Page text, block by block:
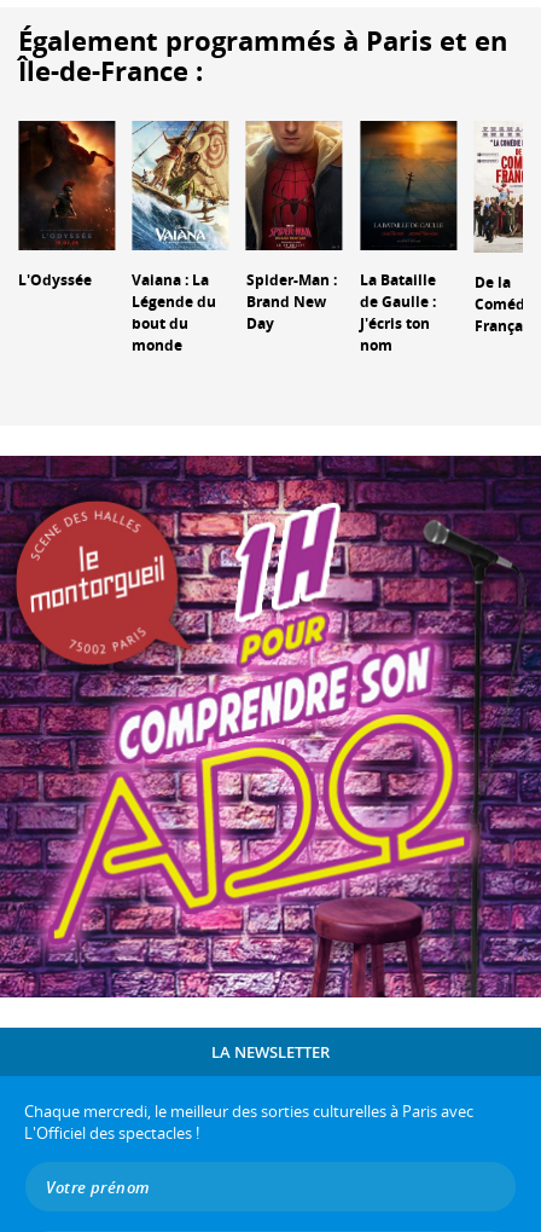
Également programmés à Paris et en
Île-de-France :
L'Odyssée
Vaiana : La
Légende du
bout du
monde
Spider-Man :
Brand New
Day
La Bataille
de Gaulle :
J'écris ton
nom
De la
LA NEWSLETTER
Chaque mercredi, le meilleur des sorties culturelles à Paris avec
L'Officiel des spectacles !